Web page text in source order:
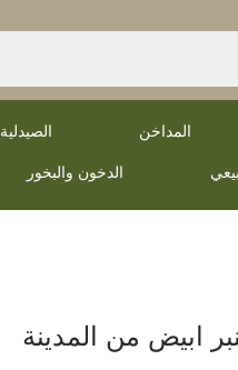
الصيدلية المداخن
الدخون والبخور
ابيض من المدينة